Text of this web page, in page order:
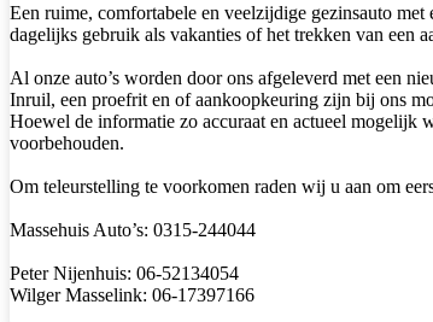
Een ruime, comfortabele en veelzijdige gezinsauto
dagelijks gebruik als vakanties of het trekken van een
Al onze auto’s worden door ons afgeleverd met een
Inruil, een proefrit en of aankoopkeuring zijn bij ons
Hoewel de informatie zo accuraat en actueel mogelijk
voorbehouden.
Om teleurstelling te voorkomen raden wij u aan om
Massehuis Auto’s: 0315-244044
Peter Nijenhuis: 06-52134054
Wilger Masselink: 06-17397166